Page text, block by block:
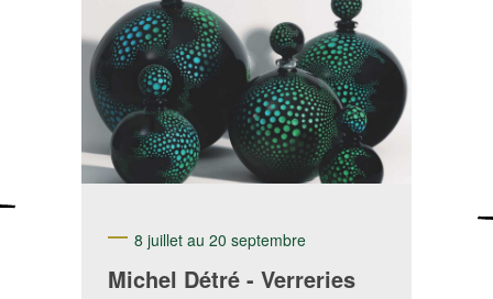
8 juillet au 20 septembre
Michel Détré - Verreries